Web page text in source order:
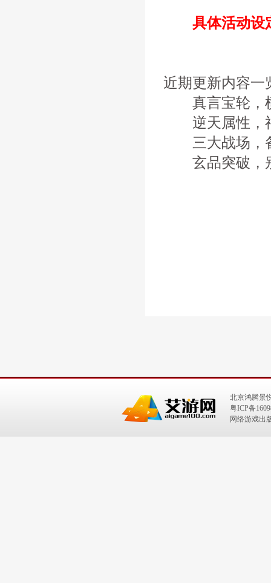
具体活动设
近期更新内容一
真言宝轮，
逆天属性，
三大战场，
玄品突破，
北京鸿腾景
粤ICP备
网络游戏出